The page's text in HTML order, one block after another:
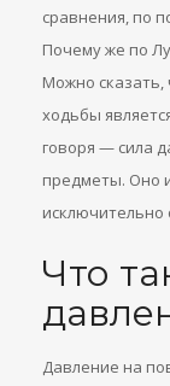
сравнения, по
Почему же по
Можно
ходьбы
говоря — сила
предметы. Оно
исключительно
Что
Давление на